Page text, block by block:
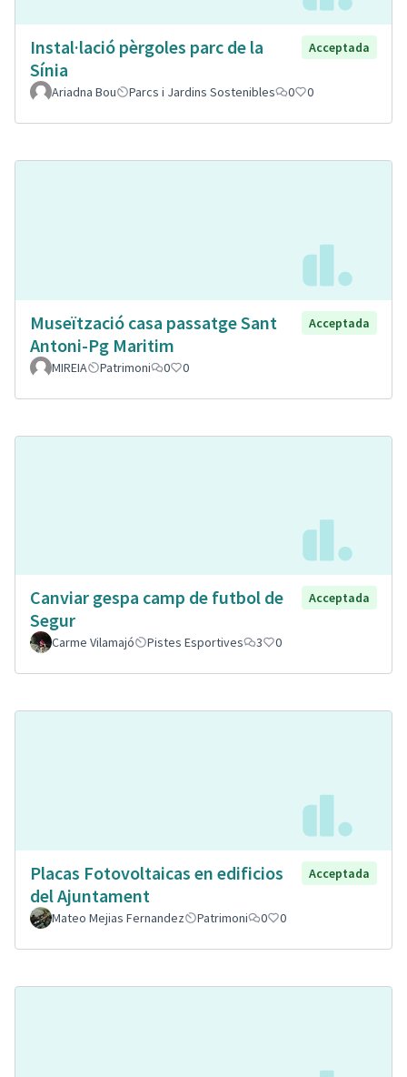
Instal·lació pèrgoles parc de la
Sínia
Acceptada
Ariadna Bou Parcs i Jardins Sostenibles 0 0
Museïtzació casa passatge Sant
Antoni-Pg Maritim
Acceptada
MIREIA Patrimoni 0 0
Canviar gespa camp de futbol de
Segur
Acceptada
Carme Vilamajó Pistes Esportives 3 0
Placas Fotovoltaicas en edificios
del Ajuntament
Acceptada
Mateo Mejias Fernandez Patrimoni 0 0